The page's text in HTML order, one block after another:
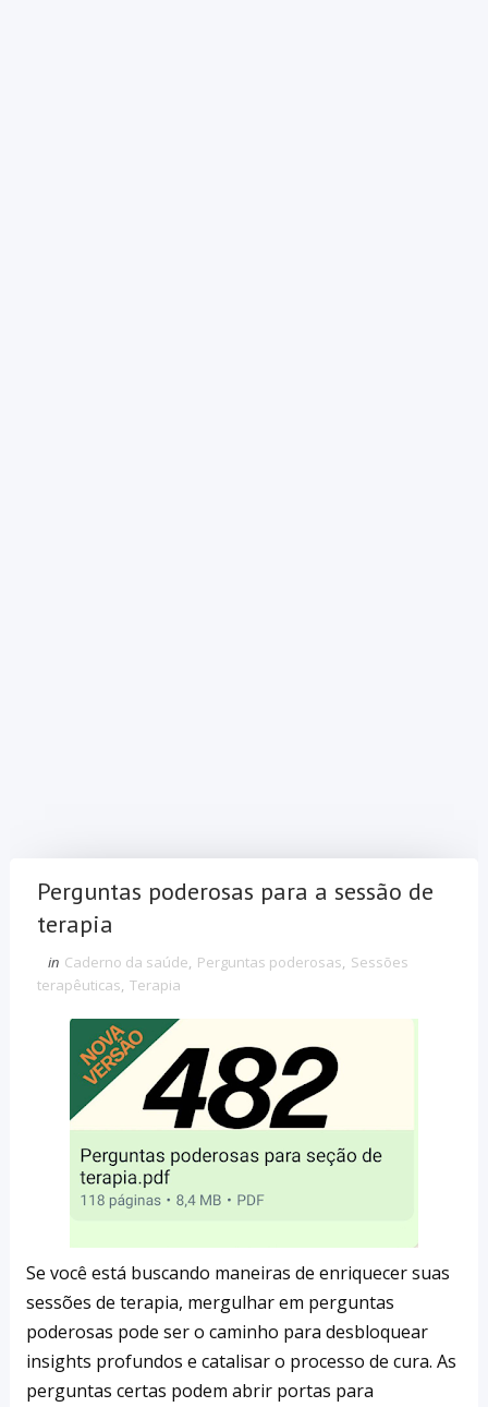
Perguntas poderosas para a sessão de
terapia
in Caderno da saúde, Perguntas poderosas, Sessões
terapêuticas, Terapia
Se você está buscando maneiras de enriquecer suas
sessões de terapia, mergulhar em perguntas
poderosas pode ser o caminho para desbloquear
insights profundos e catalisar o processo de cura. As
perguntas certas podem abrir portas para